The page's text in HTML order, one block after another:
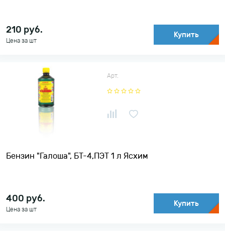
210 руб.
Цена за шт
Купить
Бензин "Галоша", БТ-4,ПЭТ 1 л Ясхим
Арт.
400 руб.
Цена за шт
Купить